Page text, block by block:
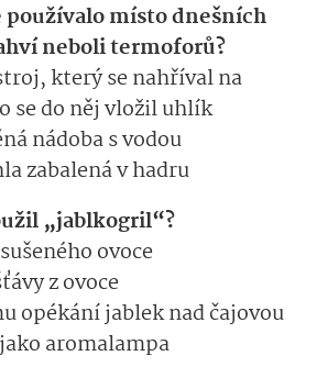
používalo místo dnešních
neboli termoforů?
který se nahříval na
se do něj vložil uhlík
nádoba s vodou
zabalená v hadru
„jablkogril“?
ovoce
z ovoce
opékání jablek nad čajovou
aromalampa